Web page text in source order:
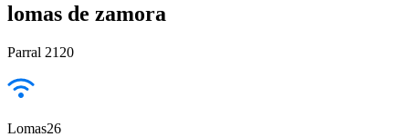
lomas de zamora
Parral 2120
Lomas26